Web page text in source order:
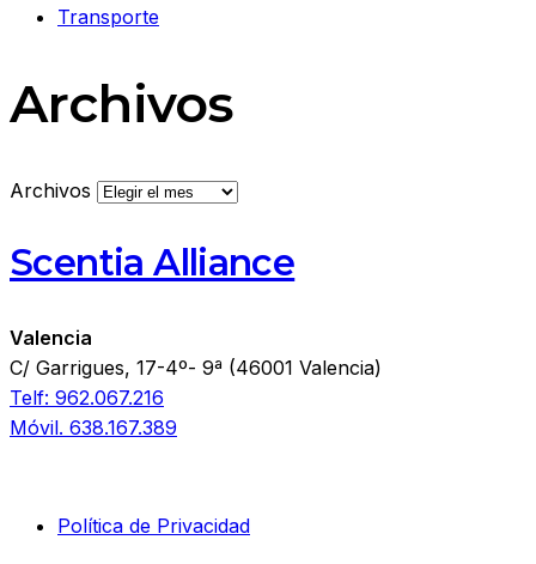
Transporte
Archivos
Archivos
Scentia Alliance
Valencia
C/ Garrigues, 17-4º- 9ª (46001 Valencia)
Telf: 962.067.216
Móvil. 638.167.389
Política de Privacidad